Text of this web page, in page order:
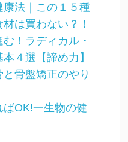
康法｜この１５種
は買わない？！
！ラディカル・
４選【諦め力】
骨盤矯正のやり
OK!一生物の健